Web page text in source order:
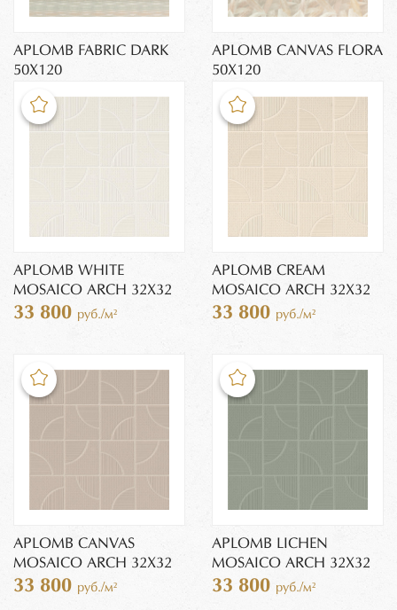
APLOMB FABRIC DARK
50X120
APLOMB CANVAS FLORA
50X120
APLOMB WHITE
MOSAICO ARCH 32X32
33 800 руб./м²
APLOMB CREAM
MOSAICO ARCH 32X32
33 800 руб./м²
APLOMB CANVAS
MOSAICO ARCH 32X32
33 800 руб./м²
APLOMB LICHEN
MOSAICO ARCH 32X32
33 800 руб./м²